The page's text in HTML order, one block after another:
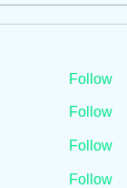
Follow
Follow
Follow
Follow